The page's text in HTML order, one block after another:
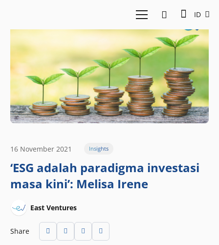
ID
16 November 2021 Insights
‘ESG adalah paradigma investasi
masa kini’: Melisa Irene
East Ventures
Share